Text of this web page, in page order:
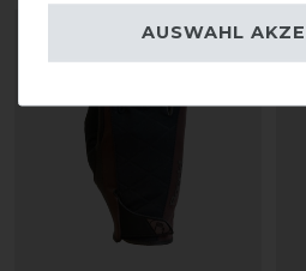
AUSWAHL